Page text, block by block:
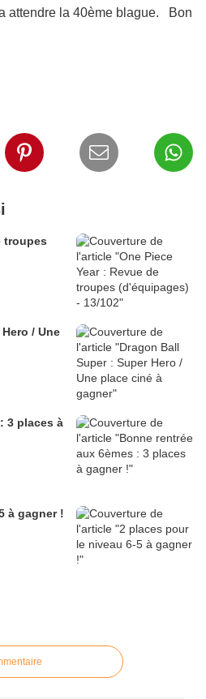
attendre la 40ème blague. Bon
troupes
/ Une
3 places à
à gagner !